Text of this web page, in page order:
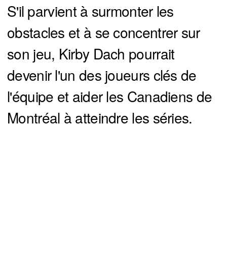
S'il parvient à surmonter les
obstacles et à se concentrer sur
son jeu, Kirby Dach pourrait
devenir l'un des joueurs clés de
l'équipe et aider les Canadiens de
Montréal à atteindre les séries.